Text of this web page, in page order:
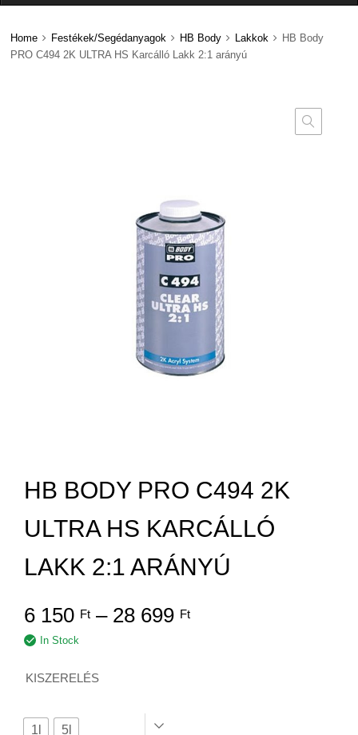
Home Festékek/Segédanyagok HB Body Lakkok
HB Body
PRO C494 2K ULTRA HS Karcálló Lakk 2:1 arányú
HB BODY PRO C494 2K
ULTRA HS KARCÁLLÓ
LAKK 2:1 ARÁNYÚ
6 150 Ft – 28 699 Ft
In Stock
KISZERELÉS
1l 5l